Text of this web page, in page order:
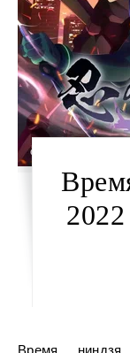
Время ниндзя — это аниме-сериал, который